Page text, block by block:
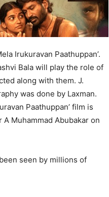
Irukuravan Paathuppan’.
Bala will play the role of
along with them. J.
was done by Laxman.
Paathuppan’ film is
Muhammad Abubakar on
seen by millions of